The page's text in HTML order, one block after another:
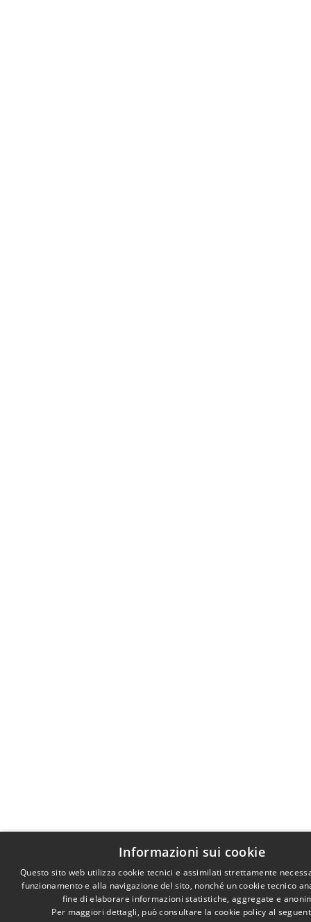
Informazioni sui cookie
Questo sito web utilizza cookie tecnici e assimilati strettamente
funzionamento e alla navigazione del sito, nonché un cookie tecnico
fine di elaborare informazioni statistiche, aggregate e
Per maggiori dettagli, può consultare la cookie policy al